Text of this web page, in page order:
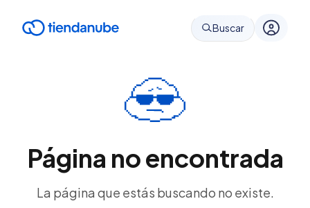
Buscar
Página no encontrada
La página que estás buscando no existe.